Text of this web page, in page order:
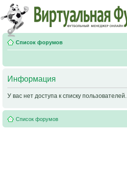
Список форумов
Информация
У вас нет доступа к списку пользователей.
Список форумов